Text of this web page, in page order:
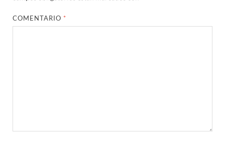
COMENTARIO *